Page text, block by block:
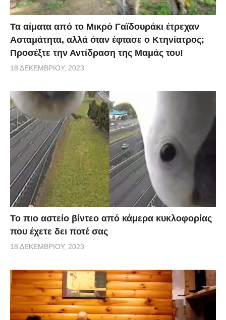
Τα αίματα από το Μικρό Γαϊδουράκι έτρεχαν
Ασταμάτητα, αλλά όταν έφτασε ο Κτηνίατρος;
Προσέξτε την Αντίδραση της Μαμάς του!
18 ΔΕΚΕΜΒΡΊΟΥ, 2023
Το πιο αστείο βίντεο από κάμερα κυκλοφορίας
που έχετε δει ποτέ σας
18 ΔΕΚΕΜΒΡΊΟΥ, 2023